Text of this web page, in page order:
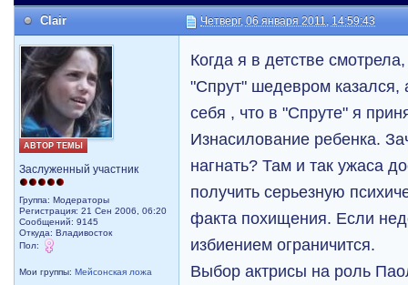
Clair Четверг, 06 января 2011, 14:59:43
АВТОР ТЕМЫ
Заслуженный участник
Группа: Модераторы
Регистрация: 21 Сен 2006, 06:20
Сообщений: 9145
Откуда: Владивосток
Пол:
Мои группы:Мейсонская ложа
Когда я в детстве
"Спрут" шедевром казался,
себя , что в "Спруте" я
Изнасилование ребенка.
нагнать? Там и так ужаса
получить серьезную
факта похищения. Если
избиением ограничится.
Выбор актрисы на роль